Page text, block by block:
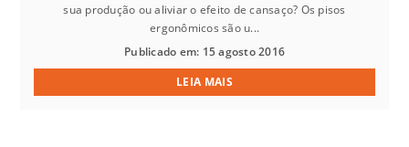
sua produção ou aliviar o efeito de cansaço? Os pisos
ergonômicos são u...
Publicado em: 15 agosto 2016
LEIA MAIS